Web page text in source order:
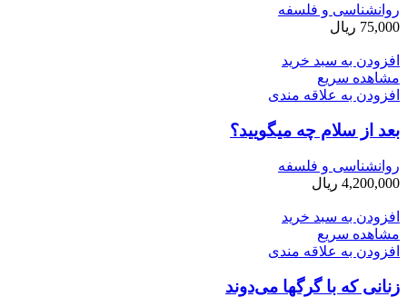
روانشناسی و فلسفه
75,000 ریال
افزودن به سبد خرید
مشاهده سریع
افزودن به علاقه مندی
بعد از سلام چه می­گویید؟
روانشناسی و فلسفه
4,200,000 ریال
افزودن به سبد خرید
مشاهده سریع
افزودن به علاقه مندی
زنانی كه با گرگها می­‌دوند